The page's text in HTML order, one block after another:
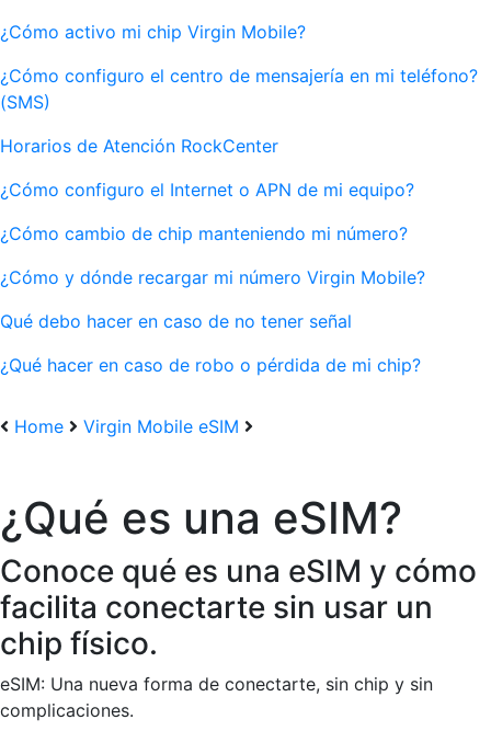
¿Cómo activo mi chip Virgin Mobile?
¿Cómo configuro el centro de mensajería en mi teléfono?
(SMS)
Horarios de Atención RockCenter
¿Cómo configuro el Internet o APN de mi equipo?
¿Cómo cambio de chip manteniendo mi número?
¿Cómo y dónde recargar mi número Virgin Mobile?
Qué debo hacer en caso de no tener señal
¿Qué hacer en caso de robo o pérdida de mi chip?
Home Virgin Mobile eSIM
¿Qué es una eSIM?
Conoce qué es una eSIM y cómo
facilita conectarte sin usar un
chip físico.
eSIM: Una nueva forma de conectarte, sin chip y sin
complicaciones.